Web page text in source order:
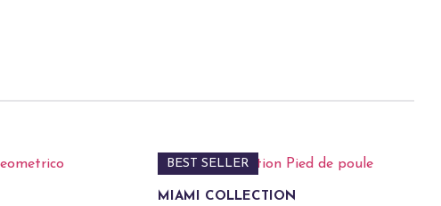
BEST SELLER
MIAMI COLLECTION